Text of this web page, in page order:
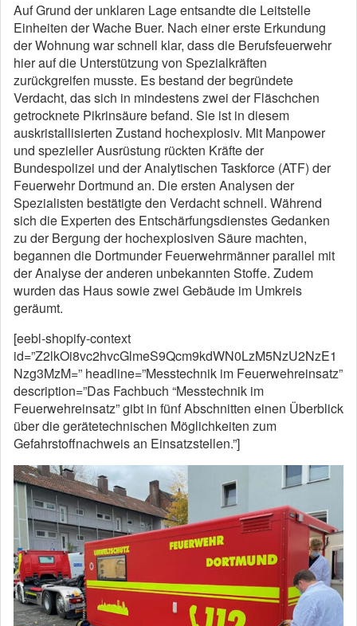
Auf Grund der unklaren Lage entsandte die Leitstelle
Einheiten der Wache Buer. Nach einer erste Erkundung
der Wohnung war schnell klar, dass die Berufsfeuerwehr
hier auf die Unterstützung von Spezialkräften
zurückgreifen musste. Es bestand der begründete
Verdacht, das sich in mindestens zwei der Fläschchen
getrocknete Pikrinsäure befand. Sie ist in diesem
auskristallisierten Zustand hochexplosiv. Mit Manpower
und spezieller Ausrüstung rückten Kräfte der
Bundespolizei und der Analytischen Taskforce (ATF) der
Feuerwehr Dortmund an. Die ersten Analysen der
Spezialisten bestätigte den Verdacht schnell. Während
sich die Experten des Entschärfungsdienstes Gedanken
zu der Bergung der hochexplosiven Säure machten,
begannen die Dortmunder Feuerwehrmänner parallel mit
der Analyse der anderen unbekannten Stoffe. Zudem
wurden das Haus sowie zwei Gebäude im Umkreis
geräumt.
[eebl-shopify-context
id=”Z2lkOi8vc2hvcGlmeS9Qcm9kdWN0LzM5NzU2NzE1
Nzg3MzM=” headline=”Messtechnik im Feuerwehreinsatz”
description=”Das Fachbuch “Messtechnik im
Feuerwehreinsatz” gibt in fünf Abschnitten einen Überblick
über die gerätetechnischen Möglichkeiten zum
Gefahrstoffnachweis an Einsatzstellen.”]